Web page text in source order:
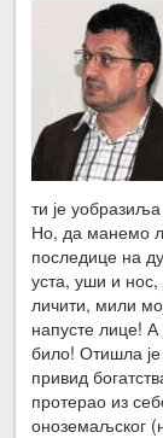
ти је
Но, да манемо
последице на
уста, уши и
личити, мили
напусте лице!
било! Отишла
привид
протерао из
оноземаљског